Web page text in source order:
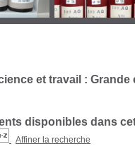
et travail :
disponibles dans
Affiner la recherche